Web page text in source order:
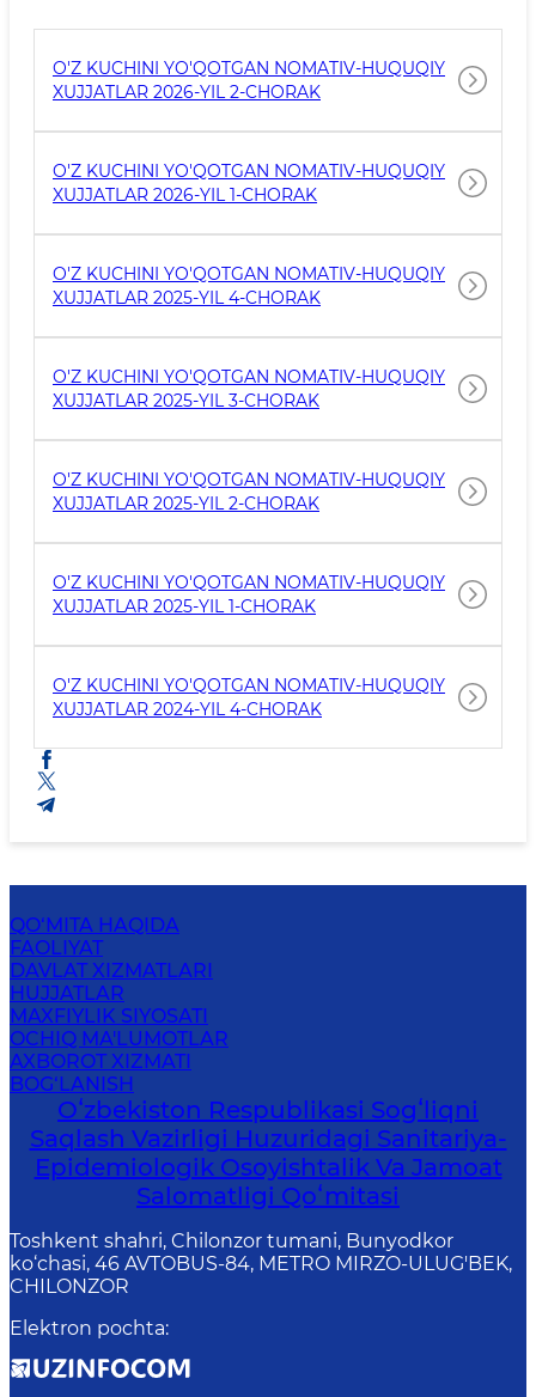
O'Z KUCHINI YO'QOTGAN NOMATIV-HUQUQIY
XUJJATLAR 2026-YIL 2-CHORAK
O'Z KUCHINI YO'QOTGAN NOMATIV-HUQUQIY
XUJJATLAR 2026-YIL 1-CHORAK
O'Z KUCHINI YO'QOTGAN NOMATIV-HUQUQIY
XUJJATLAR 2025-YIL 4-CHORAK
O'Z KUCHINI YO'QOTGAN NOMATIV-HUQUQIY
XUJJATLAR 2025-YIL 3-CHORAK
O'Z KUCHINI YO'QOTGAN NOMATIV-HUQUQIY
XUJJATLAR 2025-YIL 2-CHORAK
O'Z KUCHINI YO'QOTGAN NOMATIV-HUQUQIY
XUJJATLAR 2025-YIL 1-CHORAK
O'Z KUCHINI YO'QOTGAN NOMATIV-HUQUQIY
XUJJATLAR 2024-YIL 4-CHORAK
QO‘MITA HAQIDA
FAOLIYAT
DAVLAT XIZMATLARI
HUJJATLAR
MAXFIYLIK SIYOSATI
OCHIQ MA'LUMOTLAR
AXBOROT XIZMATI
BOG‘LANISH
Oʻzbekiston Respublikasi Sogʻliqni
Saqlash Vazirligi Huzuridagi Sanitariya-
Epidemiologik Osoyishtalik Va Jamoat
Salomatligi Qoʻmitasi
Toshkent shahri, Chilonzor tumani, Bunyodkor
ko‘chasi, 46 AVTOBUS-84, METRO MIRZO-ULUG'BEK,
CHILONZOR
Elektron pochta: